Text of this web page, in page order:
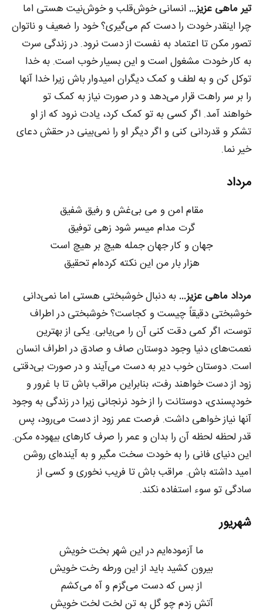
تیر ماهی عزیز… انسانی خوش‌قلب و خوش‌نیت هستی اما
چرا اینقدر خودت را دست کم می‌گیری؟ خود را ضعیف و ناتوان
تصور مکن تا اعتماد به نفست از دست نرود. در زندگی سرت
به کار خودت مشغول است و این بسیار خوب است. به خدا
توکل کن و به لطف و کمک دیگران امیدوار باش زیرا خدا آنها
را بر سر راهت قرار می‌دهد و در صورت نیاز به کمک تو
خواهند آمد. اگر کسی به تو کمک کرد، یادت نرود که از او
تشکر و قدردانی کنی و اگر دیگر او را نمی‌بینی در حقش دعای
خیر نما.
مرداد
مقام امن و می بی‌غش و رفیق شفیق
گرت مدام میسر شود زهی توفیق
جهان و کار جهان جمله هیچ بر هیچ است
هزار بار من این نکته کرده‌ام تحقیق
مرداد ماهی عزیز… به دنبال خوشبختی هستی اما نمی‌دانی
خوشبختی دقیقاً چیست و کجاست؟ خوشبختی در اطراف
توست، اگر کمی دقت کنی آن را می‌یابی. یکی از بهترین
نعمت‌های دنیا وجود دوستان صاف و صادق در اطراف انسان
است. دوستان خوب دیر به دست می‌آیند و در صورت بی‌دقتی
زود از دست خواهند رفت، بنابراین مراقب باش تا با غرور و
خودپسندی، دوستانت را از خود نرنجانی زیرا در زندگی به وجود
آنها نیاز خواهی داشت. فرصت عمر زود از دست می‌رود، پس
قدر لحظه لحظه آن را بدان و عمر را صرف کارهای بیهوده مکن.
این دنیای فانی را به خودت سخت مگیر و به آینده‌ای روشن
امید داشته باش. مراقب باش تا فریب نخوری و کسی از
سادگی تو سوء استفاده نکند.
شهریور
ما آزموده‌ایم در این شهر بخت خویش
بیرون کشید باید از این ورطه رخت خویش
از بس که دست می‌گزم و آه می‌کشم
آتش زدم چو گل به تن لخت لخت خویش